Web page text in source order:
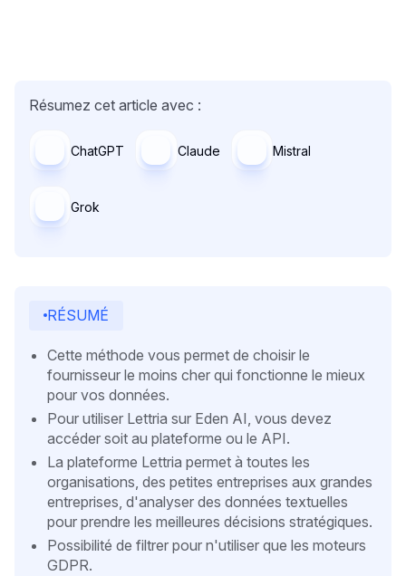
Résumez cet article avec :
ChatGPT Claude Mistral
Grok
RÉSUMÉ
Cette méthode vous permet de choisir le
fournisseur le moins cher qui fonctionne le mieux
pour vos données.
Pour utiliser Lettria sur Eden AI, vous devez
accéder soit au plateforme ou le API.
La plateforme Lettria permet à toutes les
organisations, des petites entreprises aux grandes
entreprises, d'analyser des données textuelles
pour prendre les meilleures décisions stratégiques.
Possibilité de filtrer pour n'utiliser que les moteurs
GDPR.